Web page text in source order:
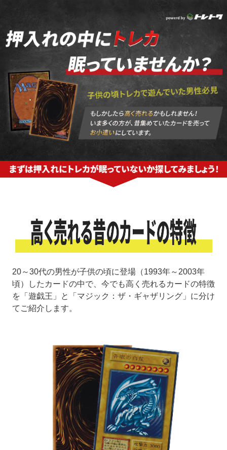
20～30代の男性が子供の頃に登場（1993年～2003年
頃）したカードの中で、今でも高く売れるカードの特徴
を「遊戯王」と「マジック：ザ・ギャザリング」に分け
てご紹介します。